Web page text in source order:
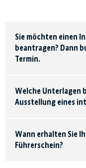
Sie möchten einen
beantragen? Dann
Termin.
Welche Unterlagen
Ausstellung eines
Wann erhalten Sie
Führerschein?